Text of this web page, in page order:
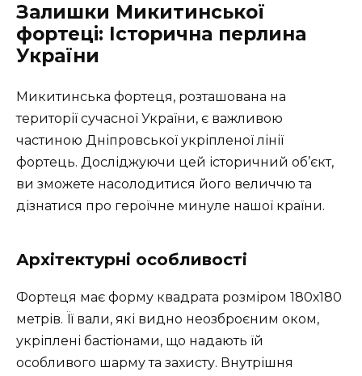
Залишки Микитинської
фортеці: Історична перлина
України
Микитинська фортеця, розташована на
території сучасної України, є важливою
частиною Дніпровської укріпленої лінії
фортець. Досліджуючи цей історичний об’єкт,
ви зможете насолодитися його величчю та
дізнатися про героїчне минуле нашої країни.
Архітектурні особливості
Фортеця має форму квадрата розміром 180х180
метрів. Її вали, які видно неозброєним оком,
укріплені бастіонами, що надають їй
особливого шарму та захисту. Внутрішня